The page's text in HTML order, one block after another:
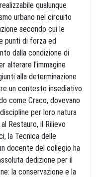
qualunque
urbano nel circuito
secondo cui le
punti di forza ed
dalla condizione di
alterare l’immagine
alla determinazione
un contesto insediativo
come Craco, dovevano
per loro natura
Restauro, il Rilievo
la Tecnica delle
docente del collegio ha
dedizione per il
la conservazione e la